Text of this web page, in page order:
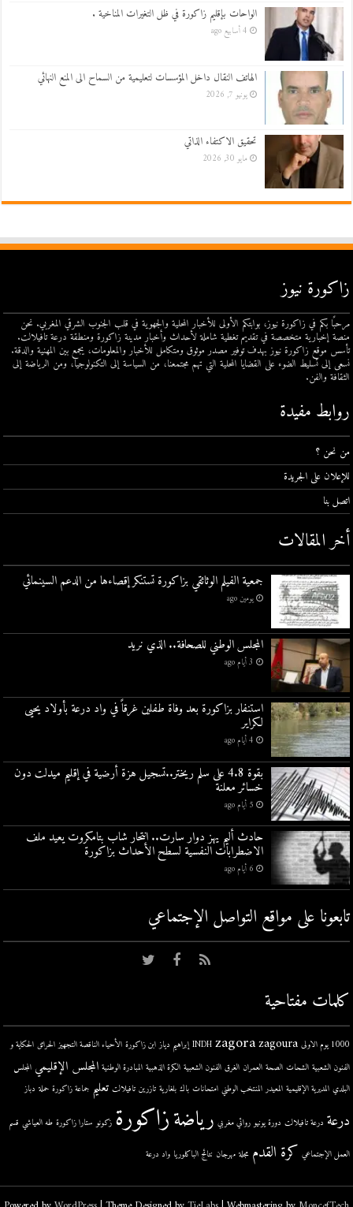
الواحات بإقليم زاكورة في ظل التغيرات المناخية .
4 أسابيع ago
الهاتف النقال داخل المؤسسات لتعليمية من السماح الى المنع النهائي
يونيو 7, 2026
تحقيق الاكتفاء الذاتي
مايو 30, 2026
زاكورة نيوز
مرحبًا بكم في زاكورة نيوز، بوابتكم الأولى للأخبار المحلية والجهوية في قلب الجنوب الشرقي المغربي. نحن
منصة إخبارية متخصصة في تقديم تغطية شاملة لأحداث وأخبار مدينة زاكورة ومنطقة درعة تافيلالت.
تأسس موقع زاكورة نيوز بهدف توفير مصدر موثوق ومتكامل للأخبار والمعلومات، يجمع بين المهنية والدقة.
نسعى إلى تسليط الضوء على القضايا المحلية التي تهم مجتمعنا، من السياسة إلى التكنولوجيا، ومن الرياضة إلى
الثقافة والفن.
روابط مفيدة
من نحن ؟
للإعلان على الجريدة
اتصل بنا
أخر المقالات
جمعية الفيلم الوثائقي بزاكورة تستنكر إقصاءها من الدعم السينمائي
يومين ago
المجلس الوطني للصحافة.. الذي نريد
3 أيام ago
استنفار بزاكورة بعد وفاة طفلين غرقاً في واد درعة بأولاد يحيى
لكراير
4 أيام ago
بقوة 4.8 على سلم ريختر..تسجيل هزة أرضية في إقليم ميدلت دون
خسائر معلنة
5 أيام ago
حادث أليم يهز دوار سارت.. انتحار شاب بتامكروت يعيد ملف
الاضطرابات النفسية لسطح الأحداث بزاكورة
6 أيام ago
تابعونا على مواقع التواصل اﻹجتماعي
كلمات مفتاحية
1000 يوم الاولى INDH zagora zagoura إبراهيم دياز ابن زاكورة الأحياء الناقصة التجهيز الحرائق الحكاية و
الفنون الشعبية الشحات الصحة العمران الغرق الفنون الشعبية الكرة الذهبية المبادرة الوطنية المجلس الإقليمي المجلس
البلدي المديرية الإقليمية المعيدر المنتخب الوطني امتحانات باك بلغارية تازرين تافيلالت تعليم جماعة زاكورة حملة دباز
درعة درعة تافيلالت دورة يونيو روائي مغربي رياضةزاكورة زكونو ستارا زاكورة طه العياشي قسم
العمل الإجتماعي كرة القدم مجلة مهرجان نتائج الباكلوريا واد درعة